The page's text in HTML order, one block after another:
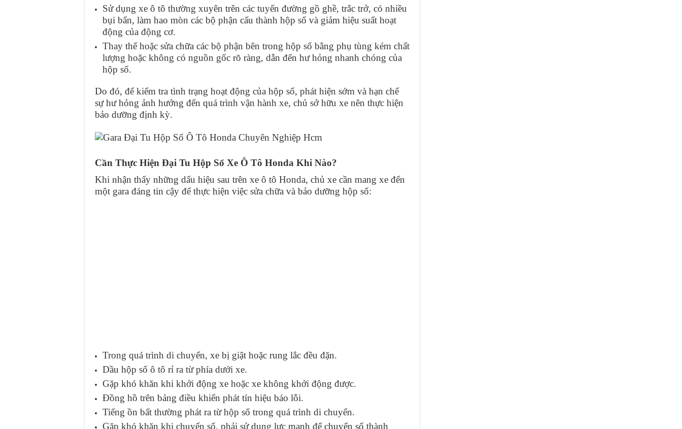
Sử dụng xe ô tô thường xuyên trên các tuyến đường gồ ghề, trắc trở, có nhiều
bụi bẩn, làm hao mòn các bộ phận cấu thành hộp số và giảm hiệu suất hoạt
động của động cơ.
Thay thế hoặc sửa chữa các bộ phận bên trong hộp số bằng phụ tùng kém chất
lượng hoặc không có nguồn gốc rõ ràng, dẫn đến hư hỏng nhanh chóng của
hộp số.
Do đó, để kiểm tra tình trạng hoạt động của hộp số, phát hiện sớm và hạn chế
sự hư hỏng ảnh hưởng đến quá trình vận hành xe, chủ sở hữu xe nên thực hiện
bảo dưỡng định kỳ.
Cần Thực Hiện Đại Tu Hộp Số Xe Ô Tô Honda Khi Nào?
Khi nhận thấy những dấu hiệu sau trên xe ô tô Honda, chủ xe cần mang xe đến
một gara đáng tin cậy để thực hiện việc sửa chữa và bảo dưỡng hộp số:
Trong quá trình di chuyển, xe bị giật hoặc rung lắc đều đặn.
Dầu hộp số ô tô rỉ ra từ phía dưới xe.
Gặp khó khăn khi khởi động xe hoặc xe không khởi động được.
Đồng hồ trên bảng điều khiển phát tín hiệu báo lỗi.
Tiếng ồn bất thường phát ra từ hộp số trong quá trình di chuyển.
Gặp khó khăn khi chuyển số, phải sử dụng lực mạnh để chuyển số thành